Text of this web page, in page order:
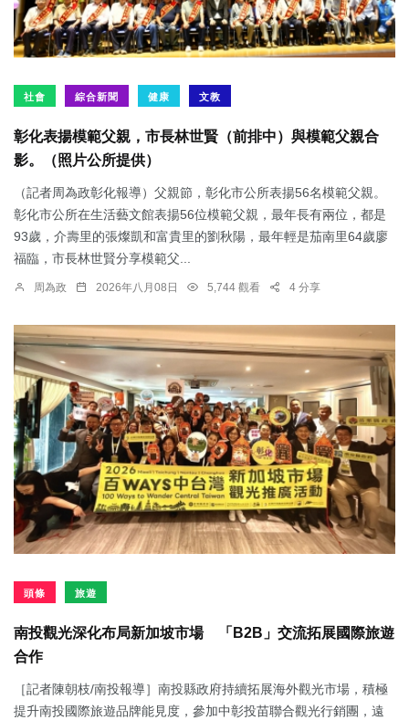
社會 綜合新聞 健康 文教
彰化表揚模範父親，市長林世賢（前排中）與模範父親合
影。（照片公所提供）
（記者周為政彰化報導）父親節，彰化市公所表揚56名模範父親。
彰化市公所在生活藝文館表揚56位模範父親，最年長有兩位，都是
93歲，介壽里的張燦凱和富貴里的劉秋陽，最年輕是茄南里64歲廖
福臨，市長林世賢分享模範父...
周為政 2026年八月08日 5,744 觀看 4 分享
頭條 旅遊
南投觀光深化布局新加坡市場 「B2B」交流拓展國際旅遊
合作
［記者陳朝枝/南投報導］南投縣政府持續拓展海外觀光市場，積極
提升南投國際旅遊品牌能見度，參加中彰投苗聯合觀光行銷團，遠